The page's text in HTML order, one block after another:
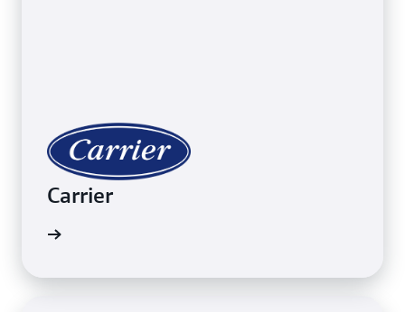
Carrier